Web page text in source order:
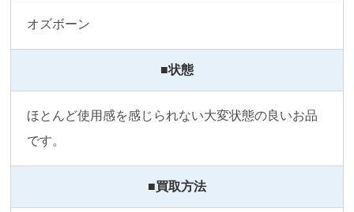
オズボーン
■状態
ほとんど使用感を感じられない大変状態の良いお品
です。
■買取方法